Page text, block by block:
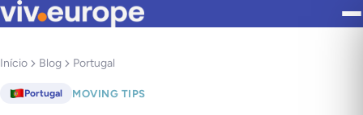
Início Blog Portugal
Portugal MOVING TIPS